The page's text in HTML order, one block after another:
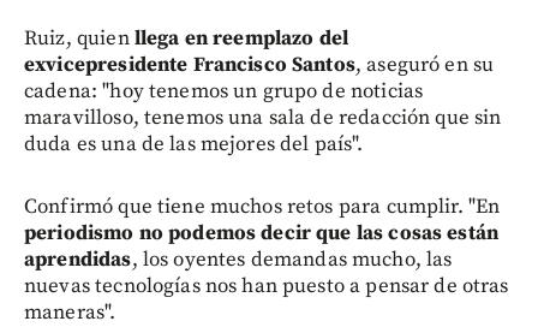
Ruiz, quienllega en reemplazo del
exvicepresidente Francisco Santos, aseguró en su
cadena: "hoy tenemos un grupo de noticias
maravilloso, tenemos una sala de redacción que sin
duda es una de las mejores del país".
Confirmó que tiene muchos retos para cumplir. "En
periodismo no podemos decir que las cosas están
aprendidas, los oyentes demandas mucho, las
nuevas tecnologías nos han puesto a pensar de otras
maneras".